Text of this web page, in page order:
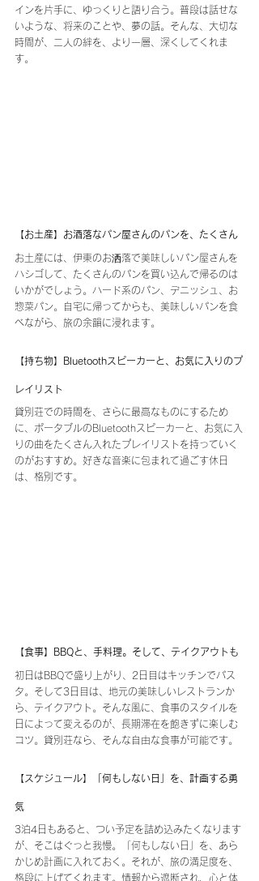
インを片手に、ゆっくりと語り合う。普段は話せな
いような、将来のことや、夢の話。そんな、大切な
時間が、二人の絆を、より一層、深くしてくれま
す。
【お土産】お酒落なパン屋さんのパンを、たくさん
お土産には、伊東のお洒落で美味しいパン屋さんを
ハシゴして、たくさんのパンを買い込んで帰るのは
いかがでしょう。ハード系のパン、デニッシュ、お
惣菜パン。自宅に帰ってからも、美味しいパンを食
べながら、旅の余韻に浸れます。
【持ち物】Bluetoothスピーカーと、お気に入りのプ
レイリスト
貸別荘での時間を、さらに最高なものにするため
に、ポータブルのBluetoothスピーカーと、お気に入
りの曲をたくさん入れたプレイリストを持っていく
のがおすすめ。好きな音楽に包まれて過ごす休日
は、格別です。
【食事】BBQと、手料理。そして、テイクアウトも
初日はBBQで盛り上がり、2日目はキッチンでパス
タ。そして3日目は、地元の美味しいレストランか
ら、テイクアウト。そんな風に、食事のスタイルを
日によって変えるのが、長期滞在を飽きずに楽しむ
コツ。貸別荘なら、そんな自由な食事が可能です。
【スケジュール】「何もしない日」を、計画する勇
気
3泊4日もあると、つい予定を詰め込みたくなります
が、そこはぐっと我慢。「何もしない日」を、あら
かじめ計画に入れておく。それが、旅の満足度を、
格段に上げてくれます。情報から遮断され、心と体